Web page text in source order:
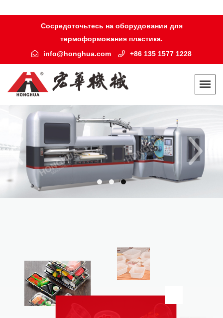
Сосредоточьтесь на оборудовании для
термоформования пластика.
info@honghua.com
+86 135 1577 1228